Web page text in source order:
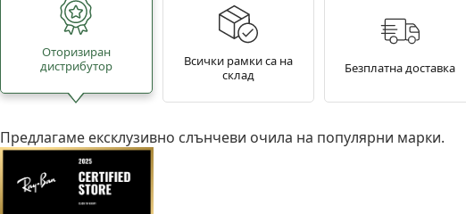
Oторизиран
дистрибутор
Всички рамки са на
склад
Безплатна доставка
Предлагаме ексклузивно слънчеви очила на популярни марки.